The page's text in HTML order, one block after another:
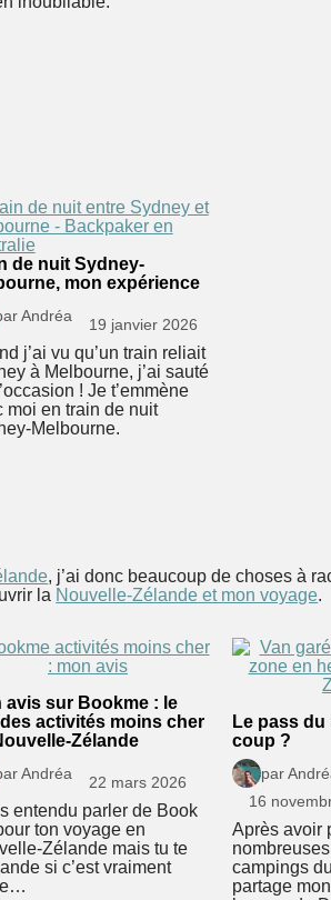
de nuit Sydney-
mon expérience
Andréa
19 janvier 2026
j’ai vu qu’un train reliait
à Melbourne, j’ai sauté
! Je t’emmène
moi en train de nuit
Melbourne.
, j’ai donc beaucoup de choses à
la Nouvelle-Zélande et mon voyage.
avis sur Bookme : le
activités moins cher
Zélande
Andréa
22 mars 2026
entendu parler de Book
ton voyage en
Zélande mais tu te
si c’est vraiment
Le pass du
coup ?
par
16
Après avoir
campings
partage